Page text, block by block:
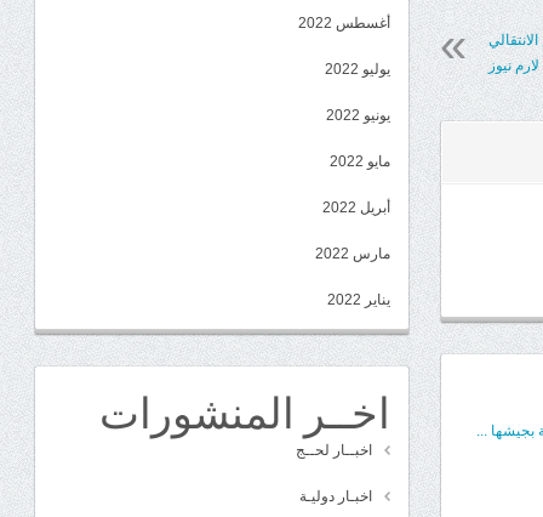
نيوز
بجيشها ...
أغسطس 2022
يوليو 2022
يونيو 2022
مايو 2022
أبريل 2022
مارس 2022
يناير 2022
اخــر المنشورات
اخبــار لحــج
اخبـار دوليـة